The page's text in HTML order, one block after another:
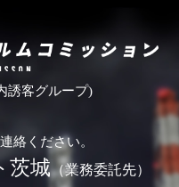
誘客グループ)
絡ください。
茨城（業務委託先）